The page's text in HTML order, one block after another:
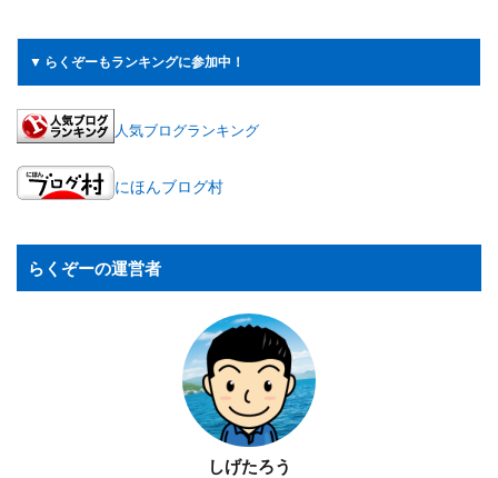
▼ らくぞーもランキングに参加中！
人気ブログランキング
にほんブログ村
らくぞーの運営者
しげたろう